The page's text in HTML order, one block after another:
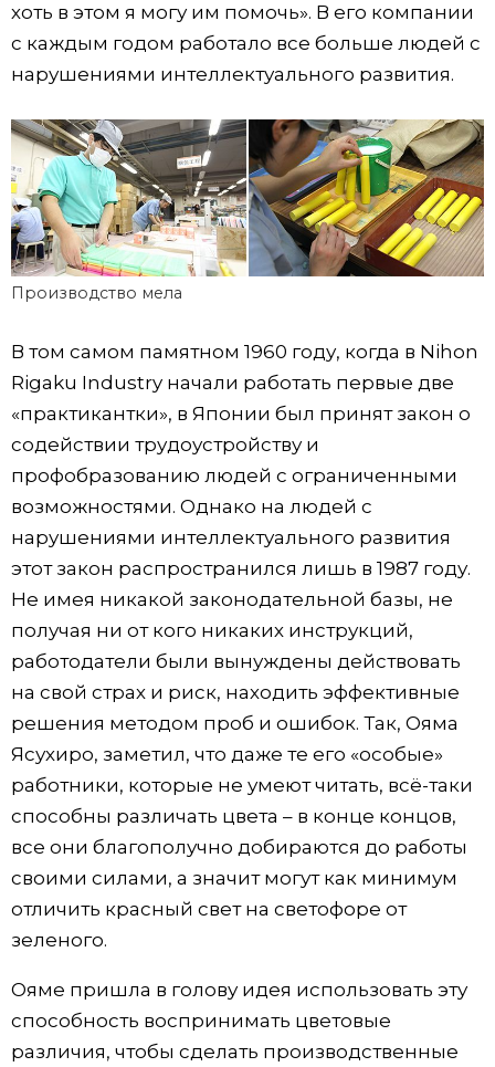
хоть в этом я могу им помочь». В его компании
с каждым годом работало все больше людей с
нарушениями интеллектуального развития.
Производство мела
В том самом памятном 1960 году, когда в Nihon
Rigaku Industry начали работать первые две
«практикантки», в Японии был принят закон о
содействии трудоустройству и
профобразованию людей с ограниченными
возможностями. Однако на людей с
нарушениями интеллектуального развития
этот закон распространился лишь в 1987 году.
Не имея никакой законодательной базы, не
получая ни от кого никаких инструкций,
работодатели были вынуждены действовать
на свой страх и риск, находить эффективные
решения методом проб и ошибок. Так, Ояма
Ясухиро, заметил, что даже те его «особые»
работники, которые не умеют читать, всё-таки
способны различать цвета – в конце концов,
все они благополучно добираются до работы
своими силами, а значит могут как минимум
отличить красный свет на светофоре от
зеленого.
Ояме пришла в голову идея использовать эту
способность воспринимать цветовые
различия, чтобы сделать производственные